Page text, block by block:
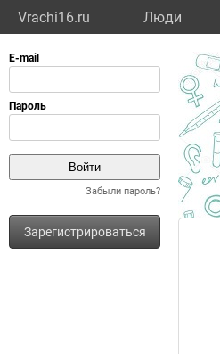
Vrachi16.ru Люди
Забыли пароль?
Зарегистрироваться